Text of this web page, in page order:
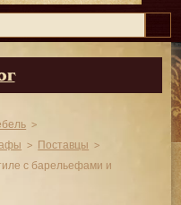
Поставцы
с барельефами и